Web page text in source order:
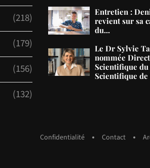
(218)
(179)
(156)
(132)
Entretien :
revient sur sa
du...
Le Dr Sylvie
nommée
Scientifique du
Scientifique de
Confidentialité Contact